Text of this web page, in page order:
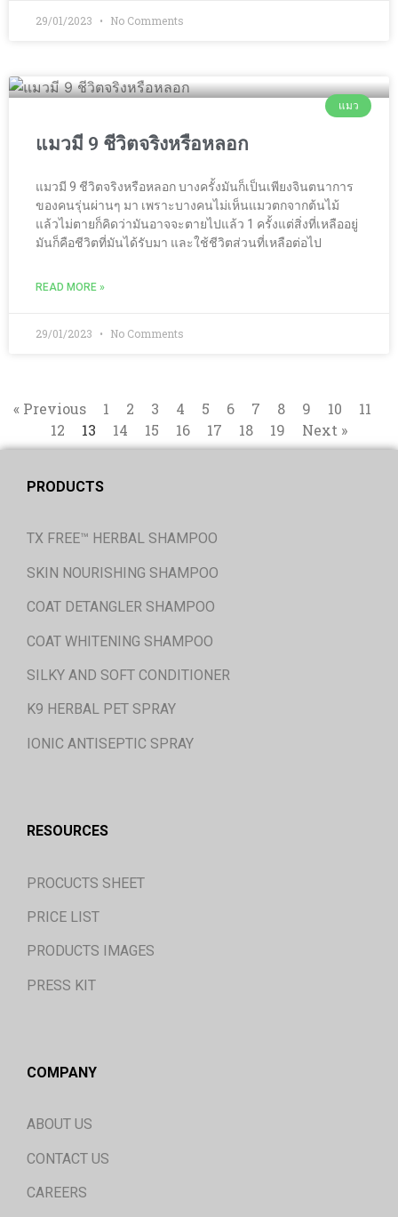
29/01/2023 No Comments
แมว
แมวมี 9 ชีวิตจริงหรือหลอก
แมวมี 9 ชีวิตจริงหรือหลอก บางครั้งมันก็เป็นเพียงจินตนาการ
ของคนรุ่นผ่านๆ มา เพราะบางคนไม่เห็นแมวตกจากต้นไม้
แล้วไม่ตายก็คิดว่ามันอาจจะตายไปแล้ว 1 ครั้งแต่สิ่งที่เหลืออยู่
มันก็คือชีวิตที่มันได้รับมา และใช้ชีวิตส่วนที่เหลือต่อไป
READ MORE »
29/01/2023 No Comments
« Previous 1 2 3 4 5 6 7 8 9 10
11
12
13 14 15 16 17 18 19 Next »
PRODUCTS
TX FREE™ HERBAL SHAMPOO
SKIN NOURISHING SHAMPOO
COAT DETANGLER SHAMPOO
COAT WHITENING SHAMPOO
SILKY AND SOFT CONDITIONER
K9 HERBAL PET SPRAY
IONIC ANTISEPTIC SPRAY
RESOURCES
PROCUCTS SHEET
PRICE LIST
PRODUCTS IMAGES
PRESS KIT
COMPANY
ABOUT US
CONTACT US
CAREERS